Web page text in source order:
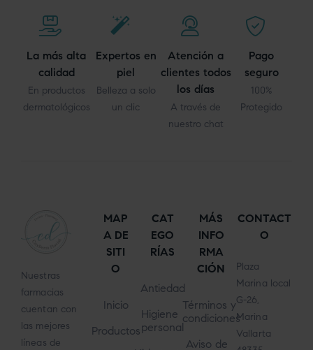
La más alta
calidad
En productos
dermatológicos
Expertos en
piel
Belleza a solo
un clic
Atención a
clientes todos
los días
A través de
nuestro chat
Pago
seguro
100%
Protegido
Nuestras
farmacias
cuentan con
las mejores
líneas de
MAP
A DE
SITI
O
Inicio
Productos
CAT
EGO
RÍAS
Antiedad
Higiene
personal
MÁS
INFO
RMA
CIÓN
Términos y
condiciones
Aviso de
CONTACT
O
Plaza
Marina local
G-26,
Marina
Vallarta